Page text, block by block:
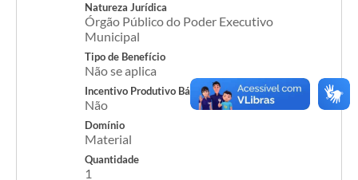
Arquivos para Download
Galeria de Vídeos
Natureza Jurídica
Órgão Público do Poder Executivo
Municipal
Tipo de Benefício
Não se aplica
Incentivo Produtivo Básico
Não
Domínio
Material
Quantidade
1